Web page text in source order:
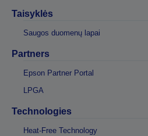
Taisyklės
Saugos duomenų lapai
Partners
Epson Partner Portal
LPGA
Technologies
Heat-Free Technology